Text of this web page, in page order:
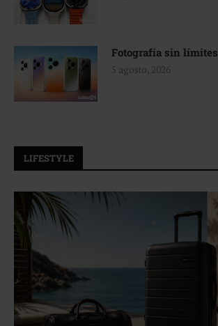
Fotografía sin límites
5 agosto, 2026
LIFESTYLE